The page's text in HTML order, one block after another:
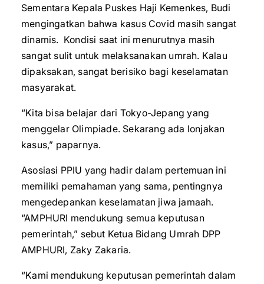
Sementara Kepala Puskes Haji Kemenkes, Budi
mengingatkan bahwa kasus Covid masih sangat
dinamis. Kondisi saat ini menurutnya masih
sangat sulit untuk melaksanakan umrah. Kalau
dipaksakan, sangat berisiko bagi keselamatan
masyarakat.
“Kita bisa belajar dari Tokyo-Jepang yang
menggelar Olimpiade. Sekarang ada lonjakan
kasus,” paparnya.
Asosiasi PPIU yang hadir dalam pertemuan ini
memiliki pemahaman yang sama, pentingnya
mengedepankan keselamatan jiwa jamaah.
“AMPHURI mendukung semua keputusan
pemerintah,” sebut Ketua Bidang Umrah DPP
AMPHURI, Zaky Zakaria.
“Kami mendukung keputusan pemerintah dalam